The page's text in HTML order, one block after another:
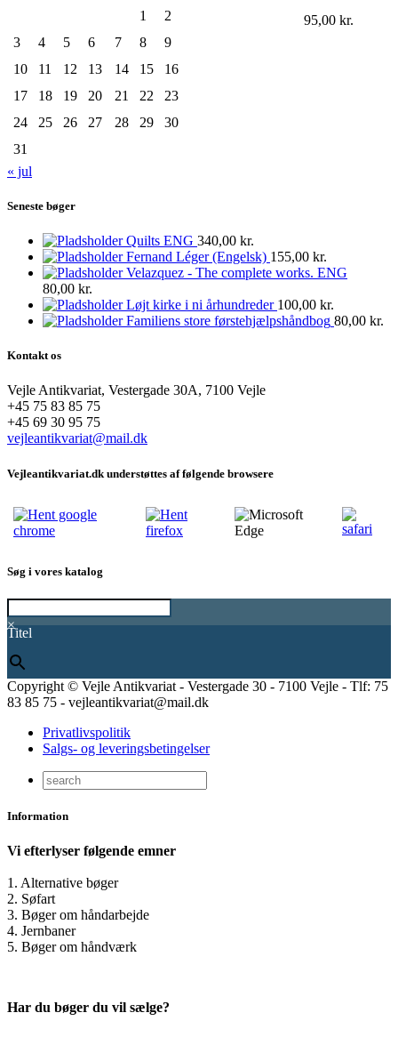
95,00 kr.
1
2
3
4 5 6 7 8
9
10
11 12 13 14 15
16
17
18 19 20 21 22
23
24
25 26 27 28 29
30
31
« jul
Seneste bøger
Quilts ENG 340,00 kr.
Fernand Léger (Engelsk) 155,00 kr.
Velazquez - The complete works. ENG
80,00 kr.
Løjt kirke i ni århundreder 100,00 kr.
Familiens store førstehjælpshåndbog 80,00 kr.
Kontakt os
Vejle Antikvariat, Vestergade 30A, 7100 Vejle
+45 75 83 85 75
+45 69 30 95 75
vejleantikvariat@mail.dk
Vejleantikvariat.dk understøttes af følgende browsere
Søg i vores katalog
×
Titel
Copyright © Vejle Antikvariat - Vestergade 30 - 7100 Vejle - Tlf: 75
83 85 75 - vejleantikvariat@mail.dk
Privatlivspolitik
Salgs- og leveringsbetingelser
Information
Vi efterlyser følgende emner
1. Alternative bøger
2. Søfart
3. Bøger om håndarbejde
4. Jernbaner
5. Bøger om håndværk
Har du bøger du vil sælge?